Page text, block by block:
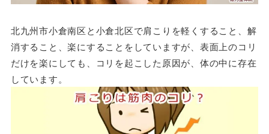
北九州市小倉南区と小倉北区で肩こりを軽くすること、解
消すること、楽にすることをしていますが、表面上のコリ
だけを楽にしても、コリを起こした原因が、体の中に存在
しています。